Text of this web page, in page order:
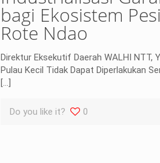
bagi Ekosistem
Rote Ndao
Direktur Eksekutif Daerah WALHI
Pulau Kecil Tidak Dapat Diperlakukan
[…]
Do you like it? 0